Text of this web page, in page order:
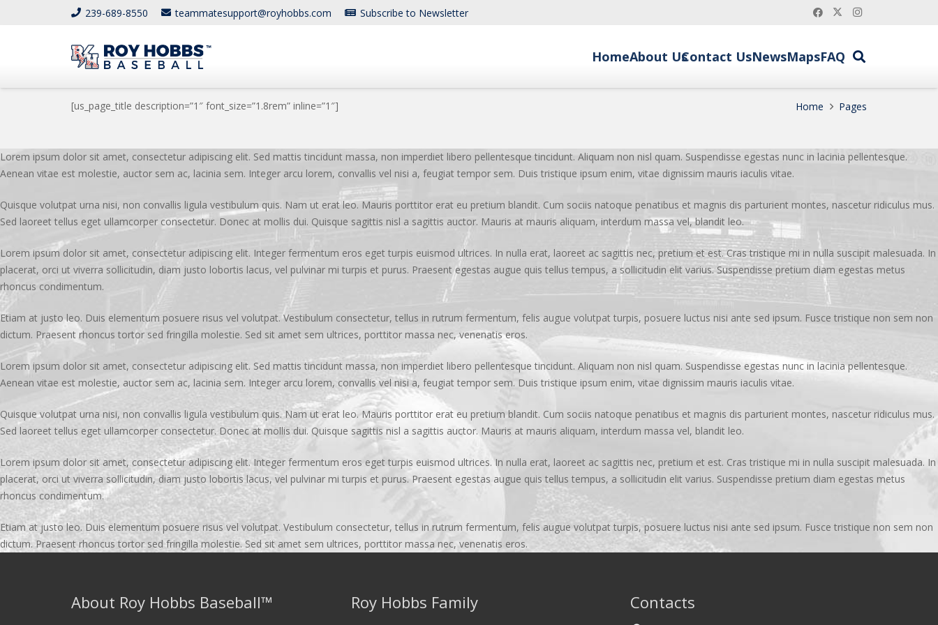
239-689-8550 teammatesupport@royhobbs.com Subscribe to Newsletter
HomeAbout UsContact UsNewsMapsFAQ
[us_page_title description=”1″ font_size=”1.8rem” inline=”1″] Home Pages
Lorem ipsum dolor sit amet, consectetur adipiscing elit. Sed mattis tincidunt massa, non imperdiet libero pellentesque tincidunt. Aliquam non nisl quam. Suspendisse egestas nunc in lacinia pellentesque.
Aenean vitae est molestie, auctor sem ac, lacinia sem. Integer arcu lorem, convallis vel nisi a, feugiat tempor sem. Duis tristique ipsum enim, vitae dignissim mauris iaculis vitae.
Quisque volutpat urna nisi, non convallis ligula vestibulum quis. Nam ut erat leo. Mauris porttitor erat eu pretium blandit. Cum sociis natoque penatibus et magnis dis parturient montes, nascetur ridiculus mus.
Sed laoreet tellus eget ullamcorper consectetur. Donec at mollis dui. Quisque sagittis nisl a sagittis auctor. Mauris at mauris aliquam, interdum massa vel, blandit leo.
Lorem ipsum dolor sit amet, consectetur adipiscing elit. Integer fermentum eros eget turpis euismod ultrices. In nulla erat, laoreet ac sagittis nec, pretium et est. Cras tristique mi in nulla suscipit malesuada. In
placerat, orci ut viverra sollicitudin, diam justo lobortis lacus, vel pulvinar mi turpis et purus. Praesent egestas augue quis tellus tempus, a sollicitudin elit varius. Suspendisse pretium diam egestas metus
rhoncus condimentum.
Etiam at justo leo. Duis elementum posuere risus vel volutpat. Vestibulum consectetur, tellus in rutrum fermentum, felis augue volutpat turpis, posuere luctus nisi ante sed ipsum. Fusce tristique non sem non
dictum. Praesent rhoncus tortor sed fringilla molestie. Sed sit amet sem ultrices, porttitor massa nec, venenatis eros.
Lorem ipsum dolor sit amet, consectetur adipiscing elit. Sed mattis tincidunt massa, non imperdiet libero pellentesque tincidunt. Aliquam non nisl quam. Suspendisse egestas nunc in lacinia pellentesque.
Aenean vitae est molestie, auctor sem ac, lacinia sem. Integer arcu lorem, convallis vel nisi a, feugiat tempor sem. Duis tristique ipsum enim, vitae dignissim mauris iaculis vitae.
Quisque volutpat urna nisi, non convallis ligula vestibulum quis. Nam ut erat leo. Mauris porttitor erat eu pretium blandit. Cum sociis natoque penatibus et magnis dis parturient montes, nascetur ridiculus mus.
Sed laoreet tellus eget ullamcorper consectetur. Donec at mollis dui. Quisque sagittis nisl a sagittis auctor. Mauris at mauris aliquam, interdum massa vel, blandit leo.
Lorem ipsum dolor sit amet, consectetur adipiscing elit. Integer fermentum eros eget turpis euismod ultrices. In nulla erat, laoreet ac sagittis nec, pretium et est. Cras tristique mi in nulla suscipit malesuada. In
placerat, orci ut viverra sollicitudin, diam justo lobortis lacus, vel pulvinar mi turpis et purus. Praesent egestas augue quis tellus tempus, a sollicitudin elit varius. Suspendisse pretium diam egestas metus
rhoncus condimentum.
Etiam at justo leo. Duis elementum posuere risus vel volutpat. Vestibulum consectetur, tellus in rutrum fermentum, felis augue volutpat turpis, posuere luctus nisi ante sed ipsum. Fusce tristique non sem non
dictum. Praesent rhoncus tortor sed fringilla molestie. Sed sit amet sem ultrices, porttitor massa nec, venenatis eros.
About Roy Hobbs Baseball™ Roy Hobbs Family Contacts